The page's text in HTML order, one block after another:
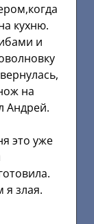
кухню.
и
на
Андрей.
это уже
я злая.